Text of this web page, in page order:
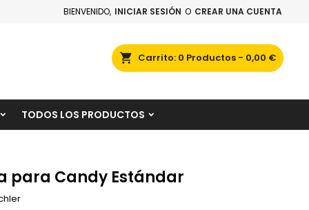
BIENVENIDO, INICIAR SESIÓN O CREAR UNA CUENTA
Carrito 0 Productos - 0,00 €
TODOS LOS PRODUCTOS
para Candy Estándar